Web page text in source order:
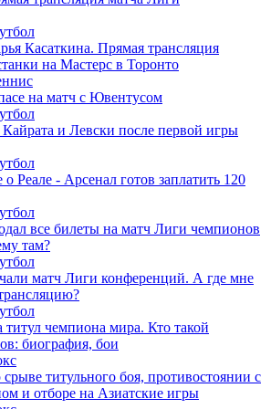
Касаткина. Прямая трансляция
на Мастерс в Торонто
на матч с Ювентусом
Кайрата и Левски после первой игры
Реале - Арсенал готов заплатить 120
все билеты на матч Лиги чемпионов
там?
матч Лиги конференций. А где мне
титул чемпиона мира. Кто такой
биография, бои
титульного боя, противостоянии с
и отборе на Азиатские игры